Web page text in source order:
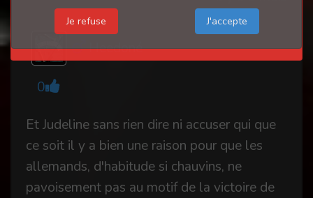
Heedoné
0
Et Judeline sans rien dire ni accuser qui que
ce soit il y a bien une raison pour que les
allemands, d'habitude si chauvins, ne
pavoisement pas au motif de la victoire de
Je refuse